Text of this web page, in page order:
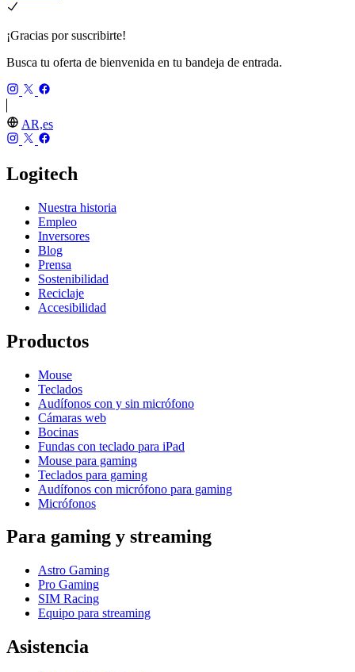
¡Gracias por suscribirte!
Busca tu oferta de bienvenida en tu bandeja de entrada.
AR,es
Logitech
Nuestra historia
Empleo
Inversores
Blog
Prensa
Sostenibilidad
Reciclaje
Accesibilidad
Productos
Mouse
Teclados
Audífonos con y sin micrófono
Cámaras web
Bocinas
Fundas con teclado para iPad
Mouse para gaming
Teclados para gaming
Audífonos con micrófono para gaming
Micrófonos
Para gaming y streaming
Astro Gaming
Pro Gaming
SIM Racing
Equipo para streaming
Asistencia